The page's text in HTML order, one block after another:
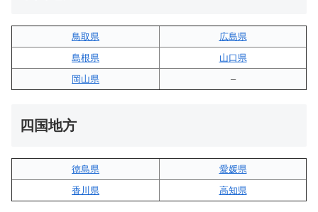
鳥取県
広島県
島根県
山口県
岡山県
–
四国地方
徳島県
愛媛県
香川県
高知県